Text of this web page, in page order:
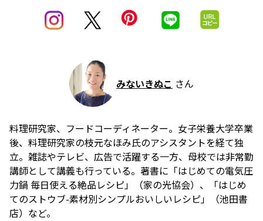
みないきぬこ さん
料理研究家、フードコーディネーター。女子栄養大学卒業
後、料理研究家の枝元なほみ氏のアシスタントを経て独
立。雑誌やテレビ、広告で活躍する一方、母校では非常勤
講師として講義も行っている。著書に「はじめての電気圧
力鍋 毎日使える絶品レシピ」（家の光協会）、「はじめ
てのストウブ-素材別シンプルおいしいレシピ」（池田書
店）など。